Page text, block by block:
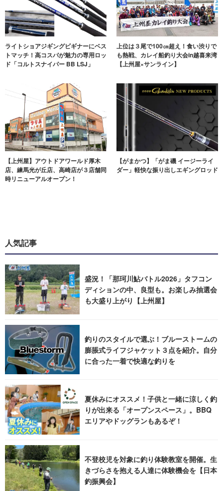
ライトショアジギングビギナーにベス
トマッチ！高コスパが魅力の専用ロッ
ド「コルトスナイパー BB LSJ」
上位は３尾で100㎝超え！食い渋りで
も熱戦、カレイ船釣り大会in越喜来湾
【上州屋×サンライン】
【上州屋】アウトドアワールド厚木
店、練馬光が丘店、高崎店が３店舗同
時リニューアルオープン！
【がまかつ】「がま磯 イージーライ
ダー」軽快な振り出しエギングロッド
人気記事
盛況！「那珂川鮎バトル2026」タフコン
ディションの中、良型も。お楽しみ抽選会
も大盛り上がり【上州屋】
釣りのスタイルで選ぶ！ブルーストームの
膨脹式ライフジャケット３点を紹介。自分
に合った一着で快適な釣りを
夏休みにオススメ！子供と一緒に涼しく釣
りが出来る「オープンスペース」。BBQ
エリアやドッグランもあるぞ！
不登校児を対象に釣り体験教室を開催。生
きづらさを抱える人達に体験機会を【日本
釣振興会】